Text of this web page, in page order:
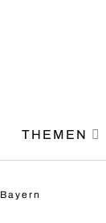
THEMEN
Bayern